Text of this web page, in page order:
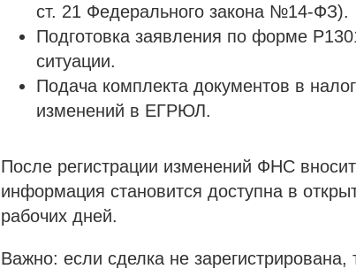
ст. 21 Федерального закона №14-ФЗ).
Подготовка заявления по форме
ситуации.
Подача комплекта документов в
изменений в ЕГРЮЛ.
После регистрации изменений ФНС
информация становится доступна в
рабочих дней.
Важно: если сделка не